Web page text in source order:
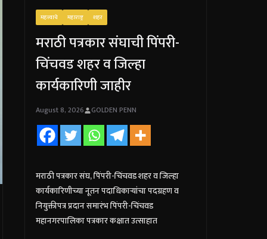
महत्त्वाचे महाराष्ट्र शहर
मराठी पत्रकार संघाची पिंपरी-
चिंचवड शहर व जिल्हा
कार्यकारिणी जाहीर
August 8, 2026 GOLDEN PENN
मराठी पत्रकार संघ, पिंपरी-चिंचवड शहर व जिल्हा
कार्यकारिणीच्या नूतन पदाधिकाऱ्यांचा पदग्रहण व
नियुक्तीपत्र प्रदान समारंभ पिंपरी-चिंचवड
महानगरपालिका पत्रकार कक्षात उत्साहात